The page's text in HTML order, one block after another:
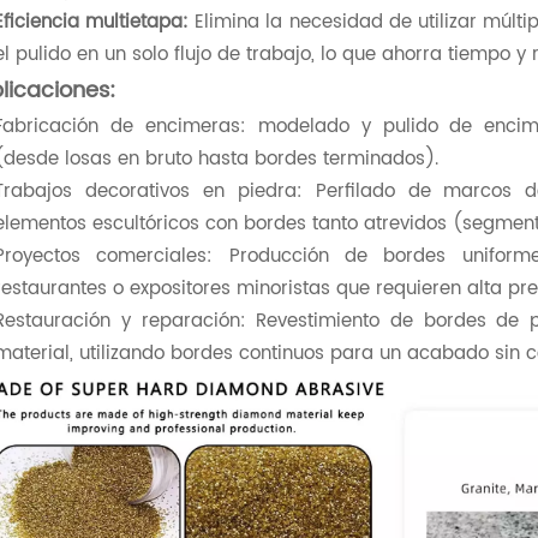
multietapa: Elimina la necesidad de utilizar
pulido en un solo flujo de trabajo, lo que ahorra tiempo
de encimeras: modelado y pulido de
losas en bruto hasta bordes terminados).
decorativos en piedra: Perfilado de marcos
escultóricos con bordes tanto atrevidos
comerciales: Producción de bordes
o expositores minoristas que requieren alta
y reparación: Revestimiento de bordes
utilizando bordes continuos para un acabado sin